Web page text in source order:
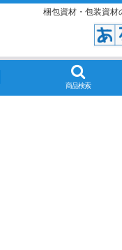
梱包資材・包装資材
商品検索